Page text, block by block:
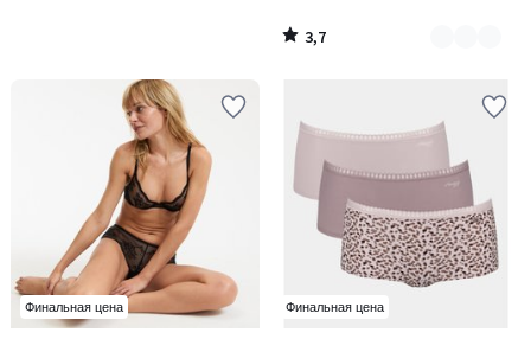
3,7
/
Финальная цена Финальная цена